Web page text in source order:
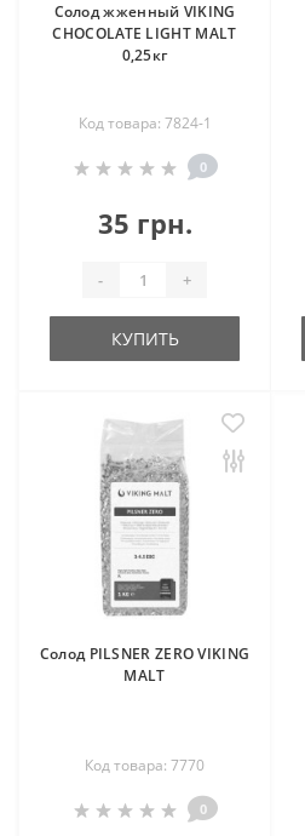
Солод жженный VIKING
CHOCOLATE LIGHT MALT
0,25кг
Код товара: 7824-1
0
35 грн.
- +
КУПИТЬ
Солод PILSNER ZERO VIKING
MALT
Код товара: 7770
0